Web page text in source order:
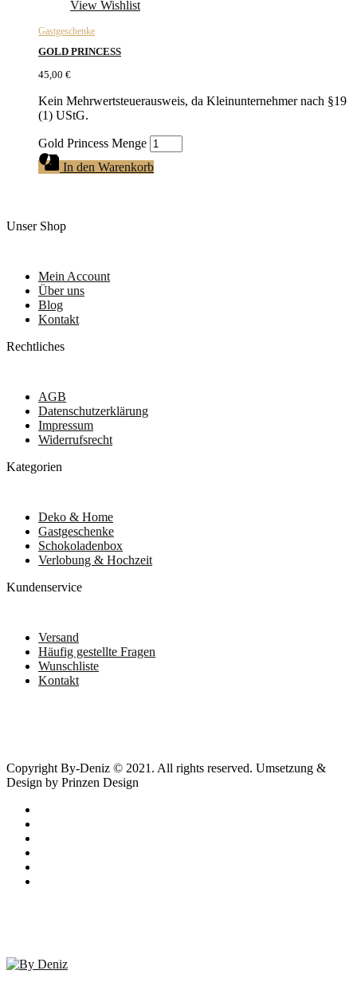
View Wishlist
Gastgeschenke
GOLD PRINCESS
45,00 €
Kein Mehrwertsteuerausweis, da Kleinunternehmer nach §19
(1) UStG.
Gold Princess Menge
In den Warenkorb
Unser Shop
Mein Account
Über uns
Blog
Kontakt
Rechtliches
AGB
Datenschutzerklärung
Impressum
Widerrufsrecht
Kategorien
Deko & Home
Gastgeschenke
Schokoladenbox
Verlobung & Hochzeit
Kundenservice
Versand
Häufig gestellte Fragen
Wunschliste
Kontakt
Copyright By-Deniz © 2021. All rights reserved. Umsetzung &
Design by Prinzen Design